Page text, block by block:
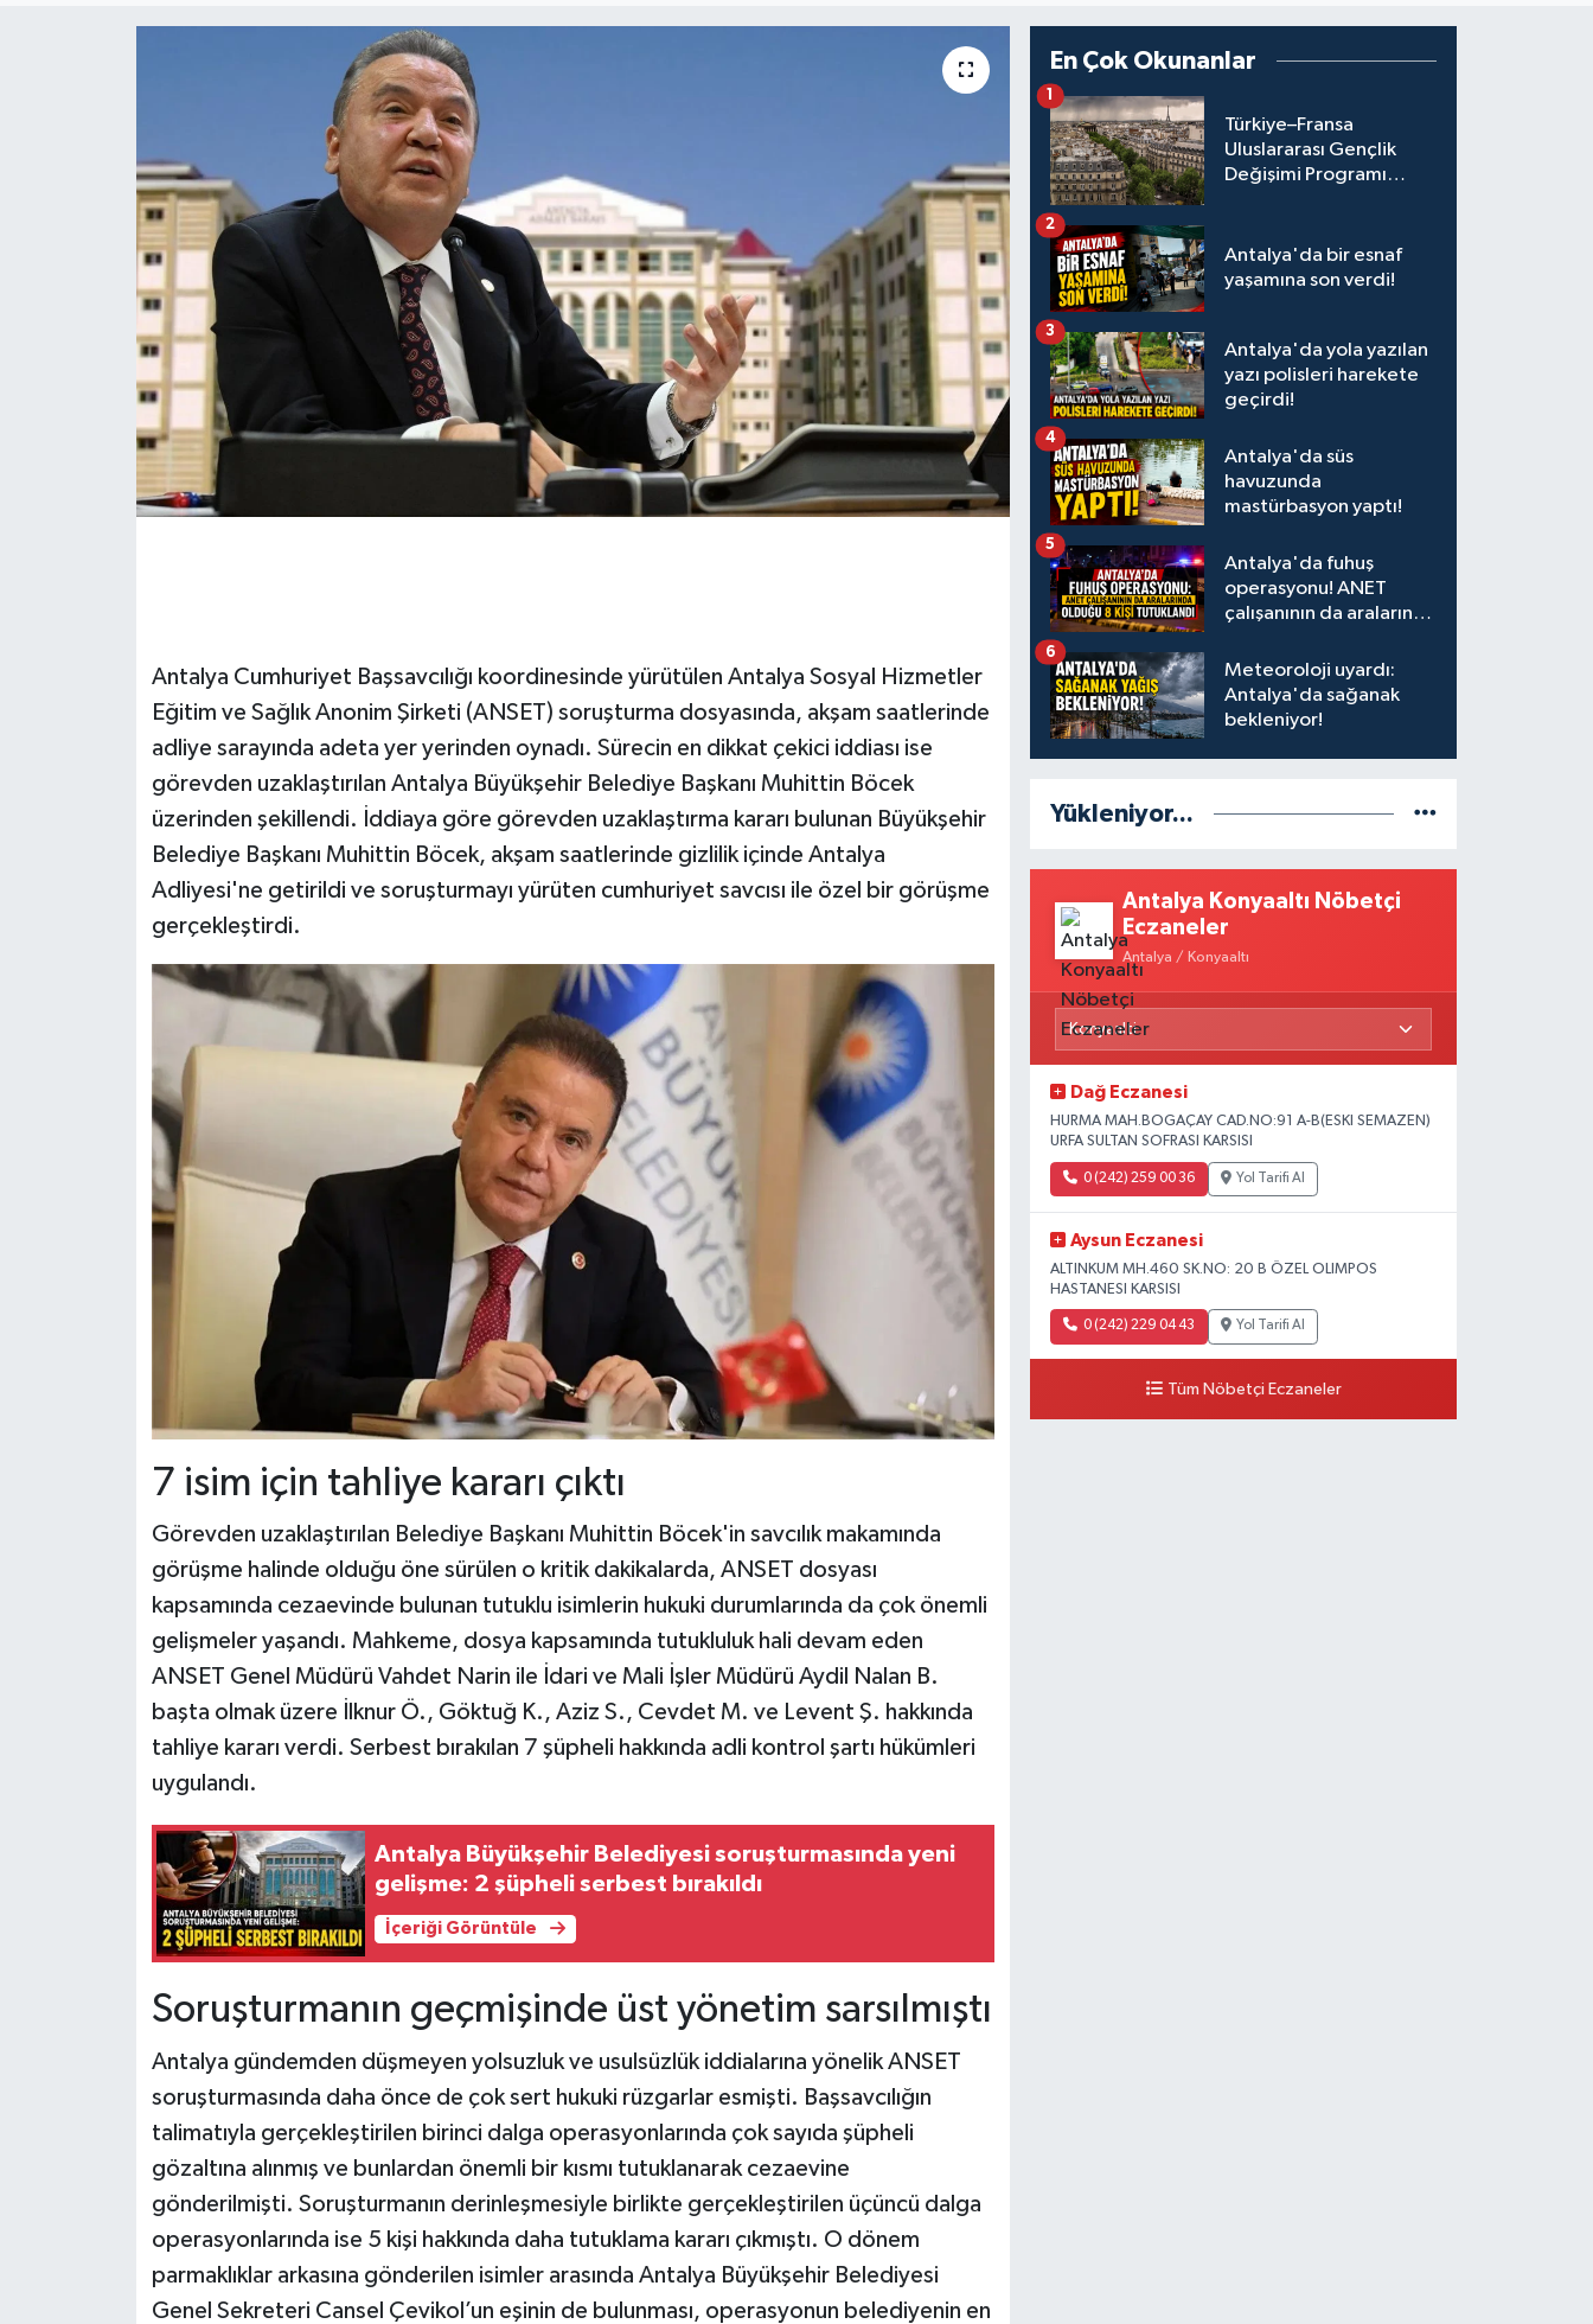
Antalya Cumhuriyet Başsavcılığı koordinesinde yürütülen Antalya Sosyal Hizmetler
Eğitim ve Sağlık Anonim Şirketi (ANSET) soruşturma dosyasında, akşam saatlerinde
adliye sarayında adeta yer yerinden oynadı. Sürecin en dikkat çekici iddiası ise
görevden uzaklaştırılan Antalya Büyükşehir Belediye Başkanı Muhittin Böcek
üzerinden şekillendi. İddiaya göre görevden uzaklaştırma kararı bulunan Büyükşehir
Belediye Başkanı Muhittin Böcek, akşam saatlerinde gizlilik içinde Antalya
Adliyesi'ne getirildi ve soruşturmayı yürüten cumhuriyet savcısı ile özel bir görüşme
gerçekleştirdi.
7 isim için tahliye kararı çıktı
Görevden uzaklaştırılan Belediye Başkanı Muhittin Böcek'in savcılık makamında
görüşme halinde olduğu öne sürülen o kritik dakikalarda, ANSET dosyası
kapsamında cezaevinde bulunan tutuklu isimlerin hukuki durumlarında da çok önemli
gelişmeler yaşandı. Mahkeme, dosya kapsamında tutukluluk hali devam eden
ANSET Genel Müdürü Vahdet Narin ile İdari ve Mali İşler Müdürü Aydil Nalan B.
başta olmak üzere İlknur Ö., Göktuğ K., Aziz S., Cevdet M. ve Levent Ş. hakkında
tahliye kararı verdi. Serbest bırakılan 7 şüpheli hakkında adli kontrol şartı hükümleri
uygulandı.
Antalya Büyükşehir Belediyesi soruşturmasında yeni
gelişme: 2 şüpheli serbest bırakıldı
İçeriği Görüntüle
Soruşturmanın geçmişinde üst yönetim sarsılmıştı
Antalya gündemden düşmeyen yolsuzluk ve usulsüzlük iddialarına yönelik ANSET
soruşturmasında daha önce de çok sert hukuki rüzgarlar esmişti. Başsavcılığın
talimatıyla gerçekleştirilen birinci dalga operasyonlarında çok sayıda şüpheli
gözaltına alınmış ve bunlardan önemli bir kısmı tutuklanarak cezaevine
gönderilmişti. Soruşturmanın derinleşmesiyle birlikte gerçekleştirilen üçüncü dalga
operasyonlarında ise 5 kişi hakkında daha tutuklama kararı çıkmıştı. O dönem
parmaklıklar arkasına gönderilen isimler arasında Antalya Büyükşehir Belediyesi
Genel Sekreteri Cansel Çevikol’un eşinin de bulunması, operasyonun belediyenin en
En Çok Okunanlar
Türkiye–Fransa
Uluslararası Gençlik
Değişimi Programı
1
Antalya'da bir esnaf
yaşamına son verdi!
2
Antalya'da yola yazılan
yazı polisleri harekete
geçirdi!
3
Antalya'da süs
havuzunda
mastürbasyon yaptı!
4
Antalya'da fuhuş
operasyonu! ANET
çalışanının da aralarında
5
Meteoroloji uyardı:
Antalya'da sağanak
bekleniyor!
6
Yükleniyor...
Antalya Konyaaltı Nöbetçi
Eczaneler
Antalya / Konyaaltı
Dağ Eczanesi
HURMA MAH.BOGAÇAY CAD.NO:91 A-B(ESKI SEMAZEN)
URFA SULTAN SOFRASI KARSISI
0 (242) 259 00 36 Yol Tarifi Al
Aysun Eczanesi
ALTINKUM MH.460 SK.NO: 20 B ÖZEL OLIMPOS
HASTANESI KARSISI
0 (242) 229 04 43 Yol Tarifi Al
Tüm Nöbetçi Eczaneler